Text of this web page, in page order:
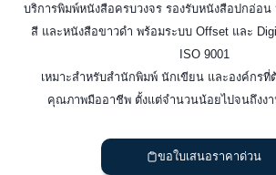
บริการพิมพ์หนังสือครบวงจร รองรับหนังสือปกอ่อ
สี และหนังสือขาวดำ พร้อมระบบ Offset และ
ISO 9001
เหมาะสำหรับสำนักพิมพ์ นักเขียน และองค์กรที่
คุณภาพมืออาชีพ ตั้งแต่จำนวนน้อยไปจนถึงง
ขอใบเสนอราคาด่วน